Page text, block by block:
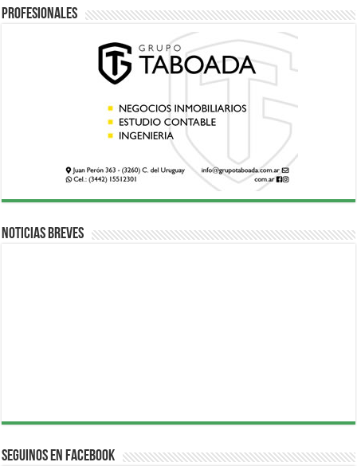
Profesionales
Noticias breves
Seguinos en Facebook